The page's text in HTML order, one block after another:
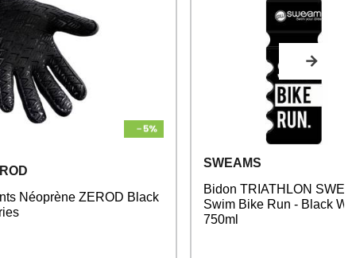
Néoprène ZEROD Black
SWEAMS
Bidon TRIATHLON
Swim Bike Run - Black
750ml